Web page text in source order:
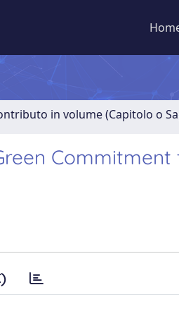
in volume (Capitolo o
Commitment